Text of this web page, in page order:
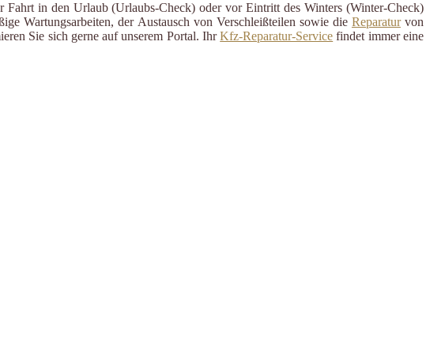
in den Urlaub (Urlaubs-Check) oder vor Eintritt des Winters (Winter-Check)
Wartungsarbeiten, der Austausch von Verschleißteilen sowie die Reparaturvon
Sie sich gerne auf unserem Portal. IhrKfz-Reparatur-Service findet immer eine